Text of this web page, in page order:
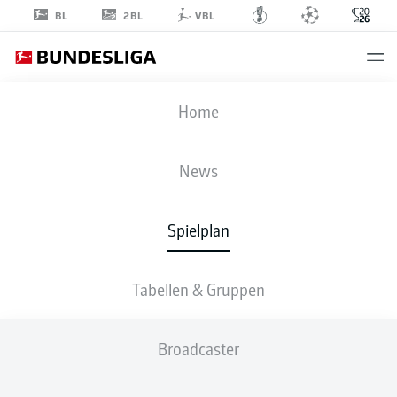
BL 2BL VBL
Home
News
Spielplan
Tabellen & Gruppen
Broadcaster
FIFA WELTMEISTERSCHAFT
ENG- COD
2 1